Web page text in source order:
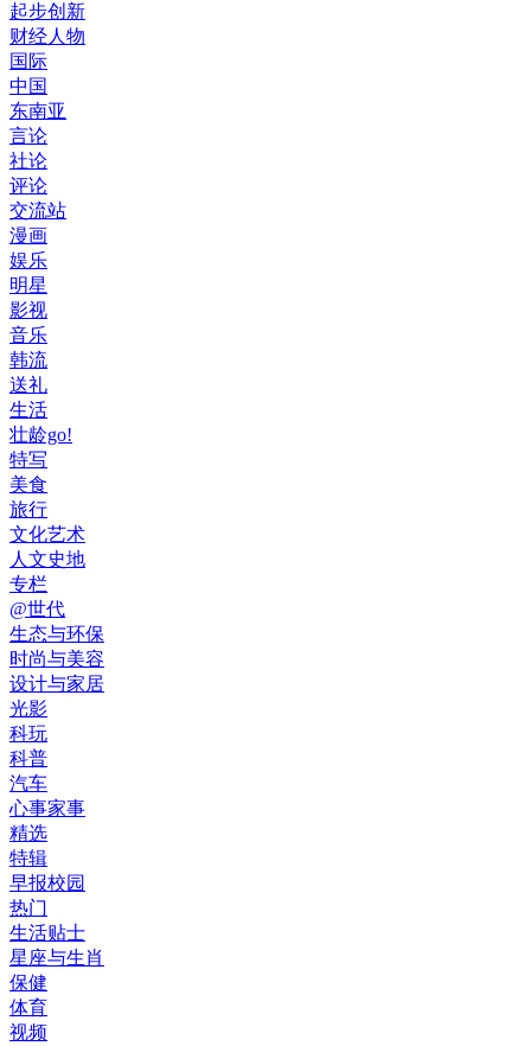
起步创新
财经人物
国际
中国
东南亚
言论
社论
评论
交流站
漫画
娱乐
明星
影视
音乐
韩流
送礼
生活
壮龄go!
特写
美食
旅行
文化艺术
人文史地
专栏
@世代
生态与环保
时尚与美容
设计与家居
光影
科玩
科普
汽车
心事家事
精选
特辑
早报校园
热门
生活贴士
星座与生肖
保健
体育
视频